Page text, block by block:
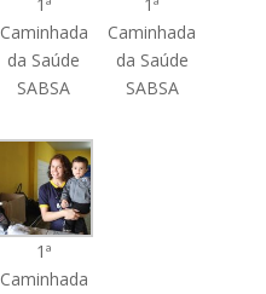
1ª
Caminhada
da Saúde
SABSA
1ª
Caminhada
da Saúde
SABSA
1ª
Caminhada